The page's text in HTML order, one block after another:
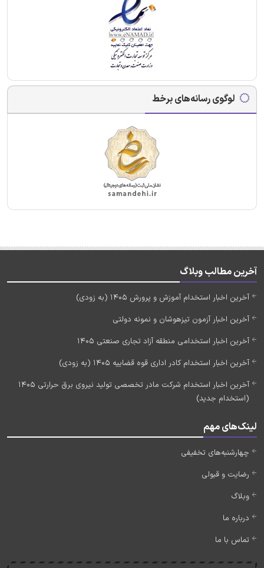
لوگوی رسانه‌های برخط
آخرین مطالب وبلاگ
آخرین اخبار استخدام آموزش و پرورش 1405 (به زودی)
آخرین اخبار آزمون تیزهوشان و نمونه دولتی
آخرین اخبار استخدامی منطقه آزاد تجاری صنعتی 1405
آخرین اخبار استخدام کادر اداری قوه قضاییه 1405 (به زودی)
آخرین اخبار استخدام شرکت مادر تخصصی تولید نیروی برق حرارتی 1405
(استخدام جدید)
لینک‌های مهم
چهارشنبه‌های تخفیفی
رضایت و قبولی
وبلاگ
درباره ما
تماس با ما